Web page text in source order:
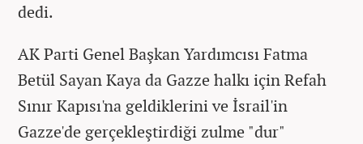
dedi.
AK Parti Genel Başkan Yardımcısı Fatma
Betül Sayan Kaya da Gazze halkı için Refah
Sınır Kapısı'na geldiklerini ve İsrail'in
Gazze'de gerçekleştirdiği zulme "dur"